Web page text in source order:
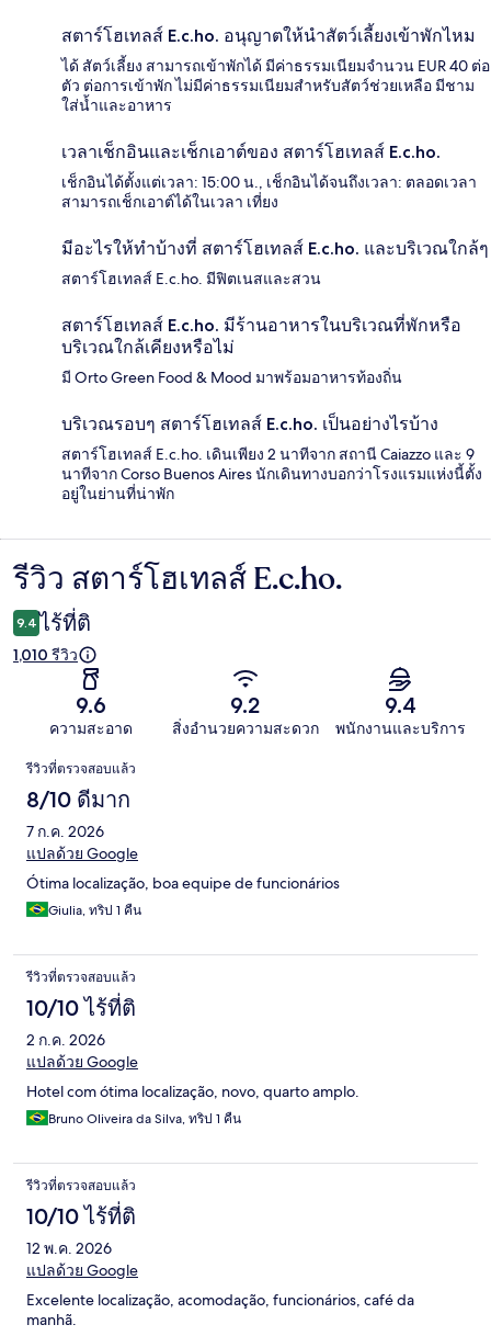
สตาร์โฮเทลส์ E.c.ho. อนุญาตให้นำสัตว์เลี้ยงเข้าพักไหม
ได้ สัตว์เลี้ยง สามารถเข้าพักได้ มีค่าธรรมเนียมจำนวน EUR 40 ต่อ
ตัว ต่อการเข้าพัก ไม่มีค่าธรรมเนียมสำหรับสัตว์ช่วยเหลือ มีชาม
ใส่น้ำและอาหาร
เวลาเช็กอินและเช็กเอาต์ของ สตาร์โฮเทลส์ E.c.ho.
เช็กอินได้ตั้งแต่เวลา: 15:00 น., เช็กอินได้จนถึงเวลา: ตลอดเวลา
สามารถเช็กเอาต์ได้ในเวลา เที่ยง
มีอะไรให้ทำบ้างที่ สตาร์โฮเทลส์ E.c.ho. และบริเวณใกล้ๆ
สตาร์โฮเทลส์ E.c.ho. มีฟิตเนสและสวน
สตาร์โฮเทลส์ E.c.ho. มีร้านอาหารในบริเวณที่พักหรือ
บริเวณใกล้เคียงหรือไม่
มี Orto Green Food & Mood มาพร้อมอาหารท้องถิ่น
บริเวณรอบๆ สตาร์โฮเทลส์ E.c.ho. เป็นอย่างไรบ้าง
สตาร์โฮเทลส์ E.c.ho. เดินเพียง 2 นาทีจาก สถานี Caiazzo และ 9
นาทีจาก Corso Buenos Aires นักเดินทางบอกว่าโรงแรมแห่งนี้ตั้ง
อยู่ในย่านที่น่าพัก
รีวิว
รีวิว สตาร์โฮเทลส์ E.c.ho.
9.4 ไร้ที่ติ
1,010 รีวิว
9.6
ความสะอาด
9.2
สิ่งอำนวยความสะดวก
9.4
พนักงานและบริการ
รีวิว
รีวิวที่ตรวจสอบแล้ว
8/10 ดีมาก
7 ก.ค. 2026
แปลด้วย Google
Ótima localização, boa equipe de funcionários
Giulia, ทริป 1 คืน
รีวิวที่ตรวจสอบแล้ว
10/10 ไร้ที่ติ
2 ก.ค. 2026
แปลด้วย Google
Hotel com ótima localização, novo, quarto amplo.
Bruno Oliveira da Silva, ทริป 1 คืน
รีวิวที่ตรวจสอบแล้ว
10/10 ไร้ที่ติ
12 พ.ค. 2026
แปลด้วย Google
Excelente localização, acomodação, funcionários, café da
manhã.